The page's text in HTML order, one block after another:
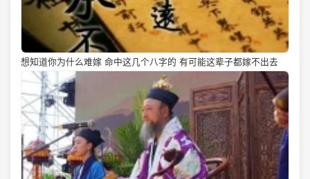
想知道你为什么难嫁 命中这几个八字的 有可能这辈子都嫁不出去